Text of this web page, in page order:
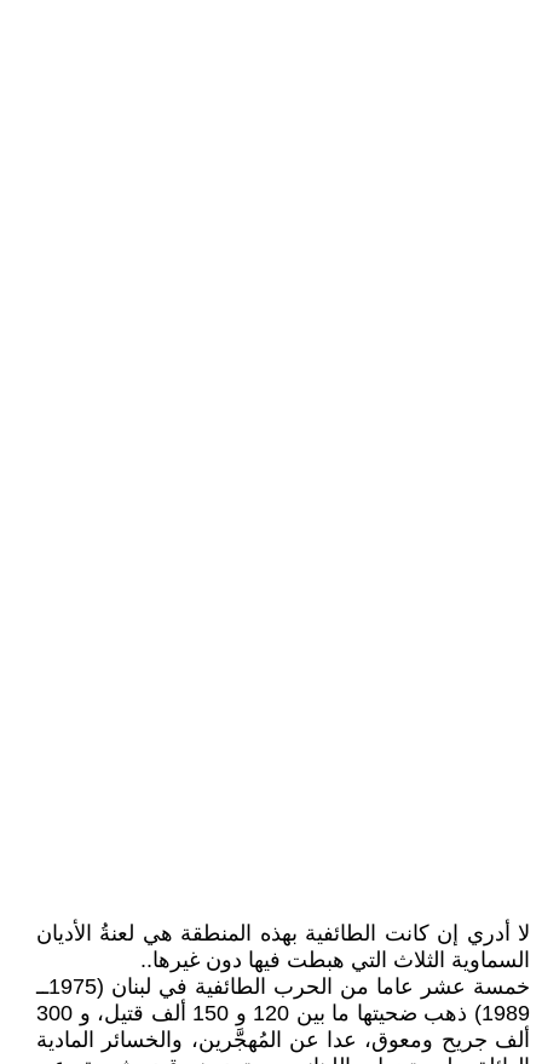
لا أدري إن كانت الطائفية بهذه المنطقة هي لعنةُ الأديان
السماوية الثلاث التي هبطت فيها دون غيرها..
خمسة عشر عاما من الحرب الطائفية في لبنان (1975ــ
1989) ذهب ضحيتها ما بين 120 و 150 ألف قتيل، و 300
ألف جريح ومعوق، عدا عن المُهجَّرين، والخسائر المادية